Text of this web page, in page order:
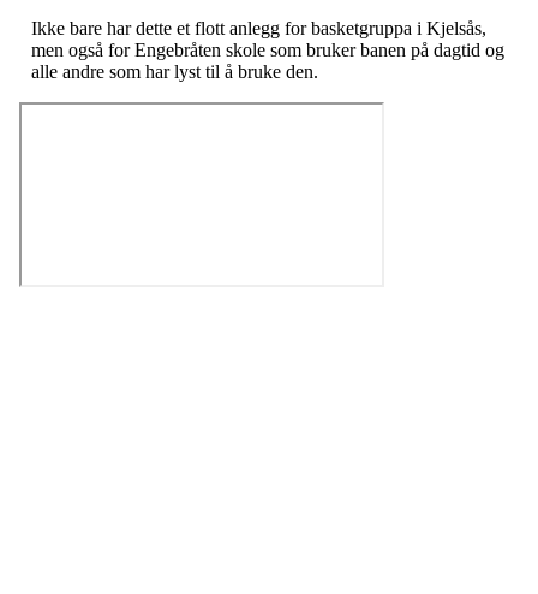
Ikke bare har dette et flott anlegg for basketgruppa i Kjelsås,
men også for Engebråten skole som bruker banen på dagtid og
alle andre som har lyst til å bruke den.